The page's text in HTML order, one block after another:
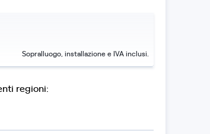
Sopralluogo, installazione e IVA inclusi.
regioni: